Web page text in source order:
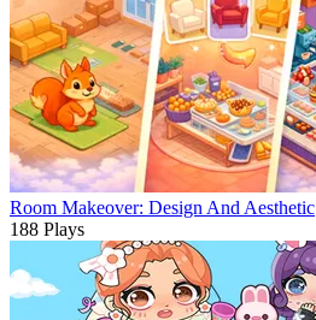
Room Makeover: Design And Aesthetic
188 Plays